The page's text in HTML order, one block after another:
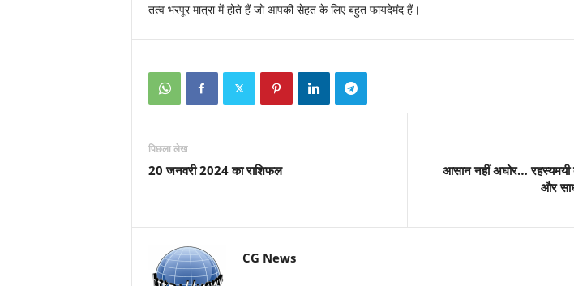
तत्व भरपूर मात्रा में होते हैं जो आपकी सेहत के लिए बहुत फायदेमंद हैं।
पिछला लेख
20 जनवरी 2024 का राशिफल
आसान नहीं अघोर… रहस्यमयी
और
CG News